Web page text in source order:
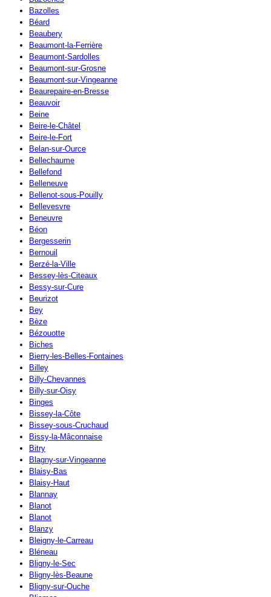
Bazolles
Béard
Beaubery
Beaumont-la-Ferrière
Beaumont-Sardolles
Beaumont-sur-Grosne
Beaumont-sur-Vingeanne
Beaurepaire-en-Bresse
Beauvoir
Beine
Beire-le-Châtel
Beire-le-Fort
Belan-sur-Ource
Bellechaume
Bellefond
Belleneuve
Bellenot-sous-Pouilly
Bellevesvre
Beneuvre
Béon
Bergesserin
Bernouil
Berzé-la-Ville
Bessey-lès-Citeaux
Bessy-sur-Cure
Beurizot
Bey
Bèze
Bézouotte
Biches
Bierry-les-Belles-Fontaines
Billey
Billy-Chevannes
Billy-sur-Oisy
Binges
Bissey-la-Côte
Bissey-sous-Cruchaud
Bissy-la-Mâconnaise
Bitry
Blagny-sur-Vingeanne
Blaisy-Bas
Blaisy-Haut
Blannay
Blanot
Blanot
Blanzy
Bleigny-le-Carreau
Bléneau
Bligny-le-Sec
Bligny-lès-Beaune
Bligny-sur-Ouche